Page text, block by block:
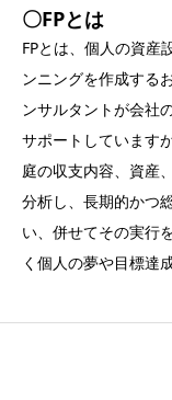
〇FPとは
FPとは、個人の資産
ンニングを作成する
ンサルタントが会社
サポートしています
庭の収支内容、資産
分析し、長期的かつ
い、併せてその実行
く個人の夢や目標達